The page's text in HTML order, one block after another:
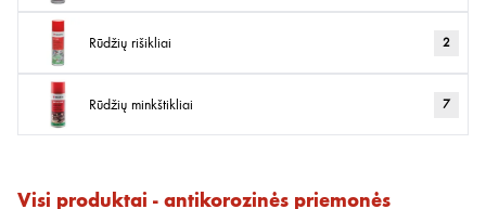
Rūdžių rišikliai 2
Rūdžių minkštikliai 7
Visi produktai - antikorozinės priemonės